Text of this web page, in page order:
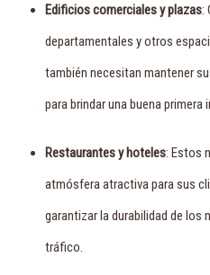
Edificios comerciales y plazas:
departamentales y otros
también necesitan mantener
para brindar una buena
Restaurantes y hoteles: Estos
atmósfera atractiva para sus
garantizar la durabilidad de los
tráfico.